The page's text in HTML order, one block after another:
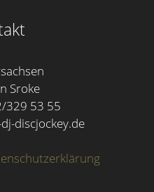
Sroke
329 53 55
discjockey.de